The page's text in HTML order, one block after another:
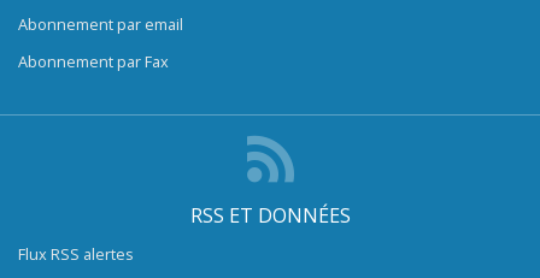
Abonnement par email
Abonnement par Fax
RSS ET DONNÉES
Flux RSS alertes